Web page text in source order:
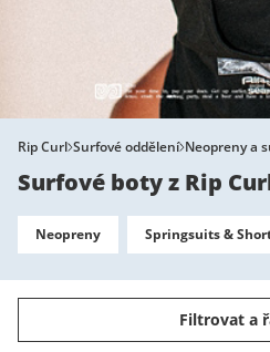
Rip Curl Surfové oddělení Neopreny a
Surfové boty z Rip
Neopreny Springsuits &
Filtrovat a